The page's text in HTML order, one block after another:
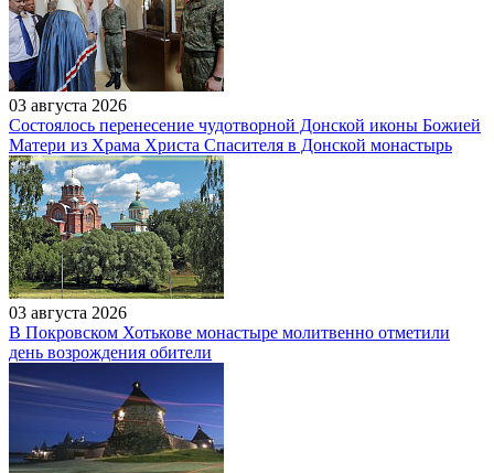
03 августа 2026
Состоялось перенесение чудотворной Донской иконы Божией
Матери из Храма Христа Спасителя в Донской монастырь
03 августа 2026
В Покровском Хотькове монастыре молитвенно отметили
день возрождения обители